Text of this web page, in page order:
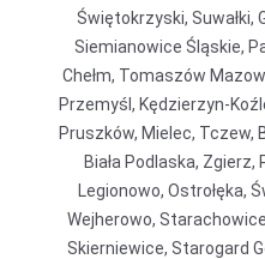
Świętokrzyski, Suwałki,
Siemianowice Śląskie,
Chełm, Tomaszów
Przemyśl, Kędzierzyn-
Pruszków, Mielec, Tczew,
Biała Podlaska,
Legionowo, Ostrołęka,
Wejherowo,
Skierniewice, Starogard